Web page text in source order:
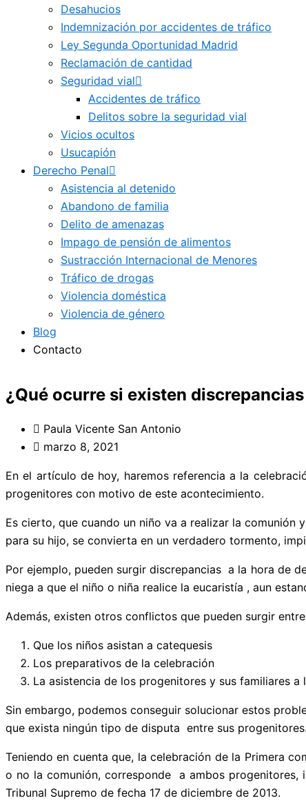
Desahucios
Indemnización por accidentes de tráfico
Ley Segunda Oportunidad Madrid
Reclamación de cantidad
Seguridad vial
Accidentes de tráfico
Delitos sobre la seguridad vial
Vicios ocultos
Usucapión
Derecho Penal
Asistencia al detenido
Abandono de familia
Delito de amenazas
Impago de pensión de alimentos
Sustracción Internacional de Menores
Tráfico de drogas
Violencia doméstica
Violencia de género
Blog
Contacto
¿Qué ocurre si existen
Paula Vicente San Antonio
marzo 8, 2021
En el artículo de hoy, haremos referencia a la
progenitores con motivo de este acontecimiento.
Es cierto, que cuando un niño va a realizar la comunión
para su hijo, se convierta en un verdadero tormento,
Por ejemplo, pueden surgir discrepancias a la hora de
niega a que el niño o niña realice la eucaristía , aun
Además, existen otros conflictos que pueden surgir
Que los niños asistan a catequesis
Los preparativos de la celebración
La asistencia de los progenitores y sus familiares a
Sin embargo, podemos conseguir solucionar estos
que exista ningún tipo de disputa entre sus progenitores.
Teniendo en cuenta que, la celebración de la Primera
o no la comunión, corresponde a ambos
Tribunal Supremo de fecha 17 de diciembre de 2013.